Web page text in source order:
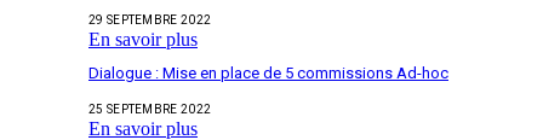
29 SEPTEMBRE 2022
En savoir plus
Dialogue : Mise en place de 5 commissions Ad-hoc
25 SEPTEMBRE 2022
En savoir plus